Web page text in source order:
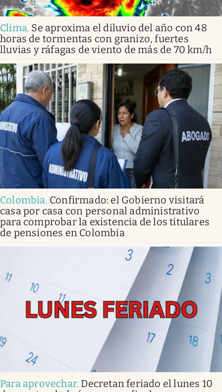
Clima. Se aproxima el diluvio del año con 48
horas de tormentas con granizo, fuertes
lluvias y ráfagas de viento de más de 70 km/h
Colombia. Confirmado: el Gobierno visitará
casa por casa con personal administrativo
para comprobar la existencia de los titulares
de pensiones en Colombia
Para aprovechar. Decretan feriado el lunes 10